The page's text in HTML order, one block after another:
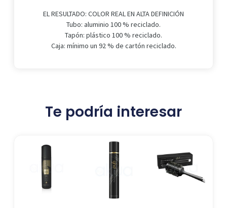
EL RESULTADO: COLOR REAL EN ALTA DEFINICIÓN
Tubo: aluminio 100 % reciclado.
Tapón: plástico 100 % reciclado.
Caja: mínimo un 92 % de cartón reciclado.
Te podría interesar